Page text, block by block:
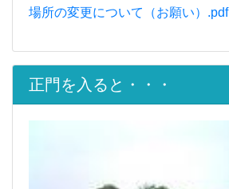
場所の変更について（お願い）.pdf
正門を入ると・・・